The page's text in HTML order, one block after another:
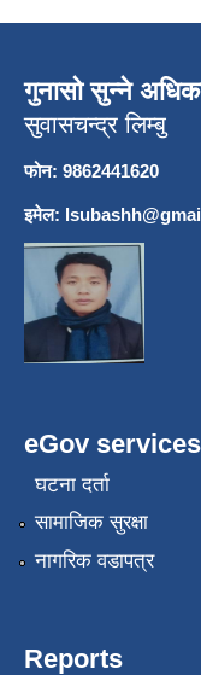
गुनासो सुन्ने
सुवासचन्द्र लिम्बु
फोन: 9862441620
इमेल:
eGov services
घटना दर्ता
सामाजिक सुरक्षा
नागरिक वडापत्र
Reports